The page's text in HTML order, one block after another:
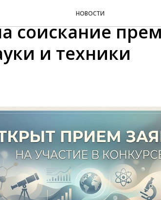
НОВОСТИ
прием заявок
соискание
и техники